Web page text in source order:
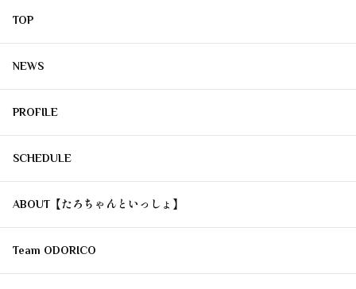
TOP
NEWS
PROFILE
SCHEDULE
ABOUT【たろちゃんといっしょ】
Team ODORICO